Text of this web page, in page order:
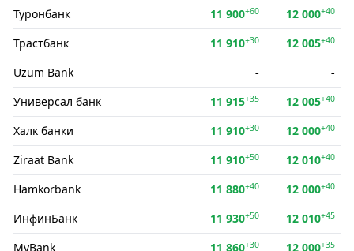
Туронбанк 11 900+60 12 000+40
Трастбанк 11 910+30 12 005+40
Uzum Bank -
-
Универсал банк
11 915+35 12 005+40
Халк банки 11 910+30 12 000+40
Ziraat Bank 11 910+50 12 010+40
Hamkorbank 11 880+40 12 000+40
ИнфинБанк 11 930+50 12 010+45
MyBank 11 860+30 12 000+35